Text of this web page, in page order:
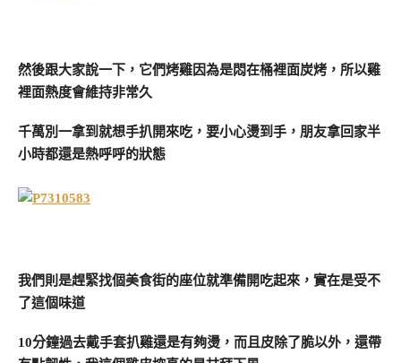
然後跟大家說一下，它們烤雞因為是悶在桶裡面炭烤，所以雞
裡面熱度會維持非常久
千萬別一拿到就想手扒開來吃，要小心燙到手，朋友拿回家半
小時都還是熱呼呼的狀態
我們則是趕緊找個美食街的座位就準備開吃起來，實在是受不
了這個味道
10分鐘過去戴手套扒雞還是有夠燙，而且皮除了脆以外，還帶